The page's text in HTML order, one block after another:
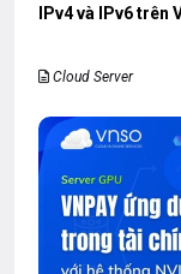
IPv4 và IPv6 trên
Cloud Server